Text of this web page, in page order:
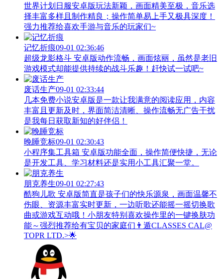
世界计划日服安卓版玩法新颖，画面精美至极，音乐选
择丰富多样且制作精良；操作简单易上手又极具深度！
强力推荐给喜欢手游与音乐的玩家们~
记忆折痕09-01 02:36:46
超级龙影格斗 安卓版动作流畅，画面炫丽，虽然是老旧
游戏模式却能提供持续的战斗乐趣！赶快试一试吧~
废话生产09-01 02:33:44
几本免费小说安卓版是一款让我满意的阅读应用，内容
丰富且更新及时，界面简洁清晰、操作流畅无广告干扰
是我每日获取新知的好伴侣！
晚睡竞标09-01 02:30:43
小程序集工具箱 安卓版功能全面，操作简便快捷，无论
是开发工具、学习材料还是实用小工具汇聚一堂。
朋克养生09-01 02:27:43
酷狗儿歌 安卓版简直是孩子们的快乐源泉，画面温馨不
伤眼、资源丰富实时更新，一边听歌还能摇一摇切换歌
曲或游戏互动哦！小朋友特别喜欢操作里的一键换肤功
能～强烈推荐给有宝贝的家庭们👨‍遁️CLASSES CAL@
TOPR LTD.>🌟